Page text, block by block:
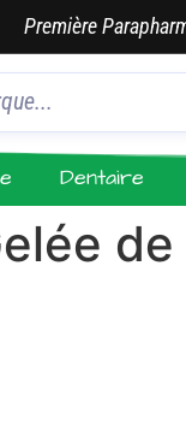
Première
Dentaire